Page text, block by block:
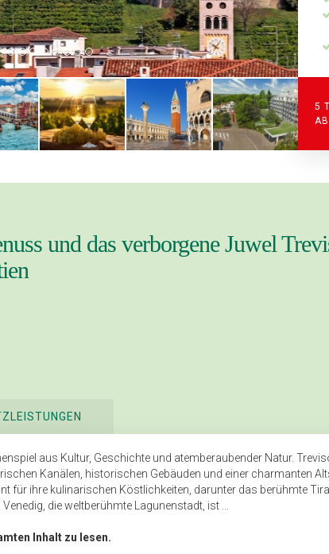
5
und das verborgene Juwel
aus Kultur, Geschichte und atemberaubender Natur.
Kanälen, historischen Gebäuden und einer charmanten
für ihre kulinarischen Köstlichkeiten, darunter das berühmte
die weltberühmte Lagunenstadt, ist ...
Inhalt zu lesen.